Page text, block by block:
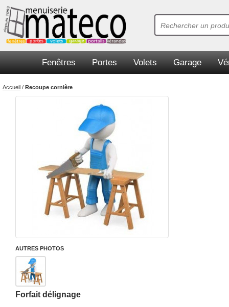
Fenêtres Portes Volets Garage
Accueil / Recoupe cornière
AUTRES PHOTOS
Forfait délignage